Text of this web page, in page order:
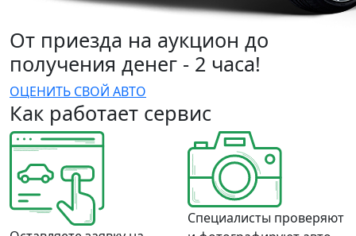
От приезда на аукцион до
получения денег - 2 часа!
ОЦЕНИТЬ СВОЙ АВТО
Как работает сервис
Специалисты проверяют